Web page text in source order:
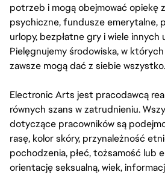
potrzeb i mogą obejmować opiekę
psychiczne, fundusze emerytalne,
urlopy, bezpłatne gry i wiele innych
Pielęgnujemy środowiska, w
zawsze mogą dać z siebie wszystko.
Electronic Arts jest pracodawcą
równych szans w zatrudnieniu.
dotyczące pracowników są
rasę, kolor skóry, przynależność
pochodzenia, płeć, tożsamość lub
orientację seksualną, wiek,